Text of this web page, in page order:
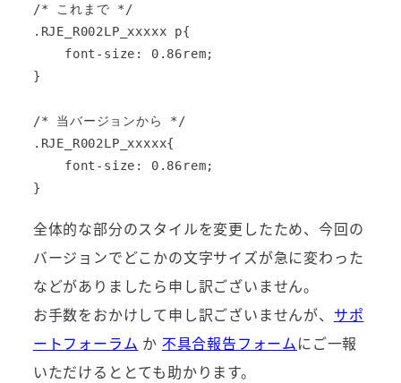
/* これまで */
.RJE_R002LP_xxxxx p{
}
/* 当バージョンから */
.RJE_R002LP_xxxxx{
}
全体的な部分のスタイルを変更したため、今回の
バージョンでどこかの文字サイズが急に変わった
などがありましたら申し訳ございません。
お手数をおかけして申し訳ございませんが、 サポ
ートフォーラム か 不具合報告フォームにご一報
いただけるととても助かります。